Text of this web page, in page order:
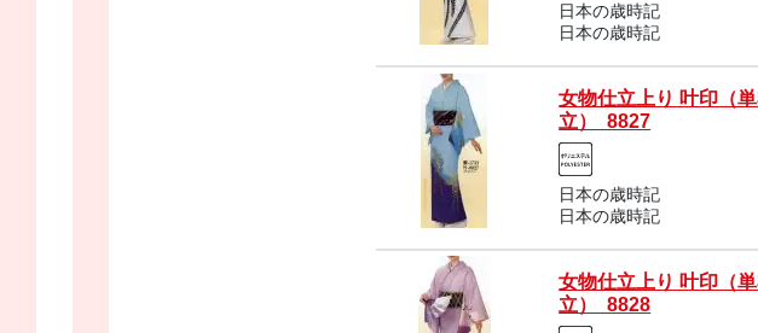
日本の歳時記
日本の歳時記
女物仕立上り 叶印（
立） 8827
日本の歳時記
日本の歳時記
女物仕立上り 叶印（
立） 8828